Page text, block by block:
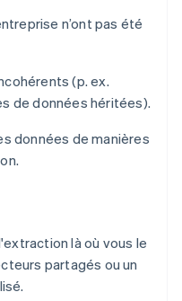
n’ont pas été
(p. ex.
de données héritées).
données de manières
là où vous le
partagés ou un